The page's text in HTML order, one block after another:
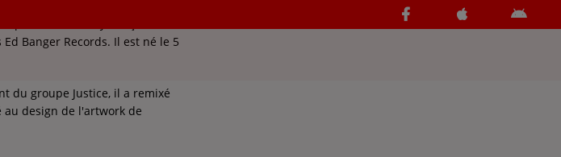
Banger Records. Il est né le 5
du groupe Justice, il a remixé
au design de l'artwork de